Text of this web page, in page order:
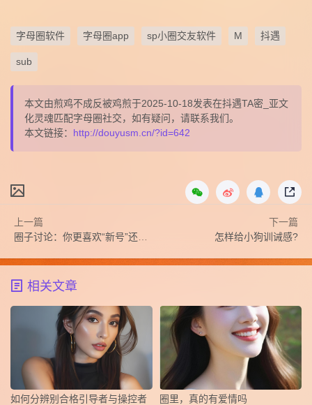
字母圈软件 字母圈app sp小圈交友软件 M 抖遇
sub
本文由煎鸡不成反被鸡煎于2025-10-18发表在抖遇TA密_亚文
化灵魂匹配字母圈社交，如有疑问，请联系我们。
本文链接： http://douyusm.cn/?id=642
上一篇
圈子讨论：你更喜欢“新号”还是“成品号”？
下一篇
怎样给小狗训诫感?
相关文章
如何分辨别合格引导者与操控者 圈里，真的有爱情吗